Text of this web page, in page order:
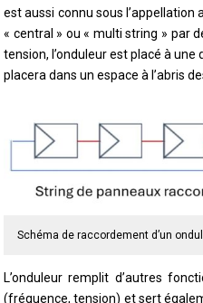
est aussi connu sous
« central » ou « multi string » par
tension, l’onduleur est placé à
placera dans un espace à l’abris
Schéma de raccordement d’un
L’onduleur remplit d’autres
(fréquence, tension) et sert